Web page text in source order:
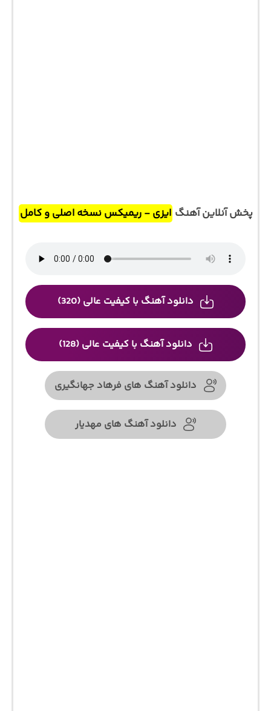
پخش آنلاین آهنگ ایزی - ریمیکس نسخه اصلی و کامل
دانلود آهنگ با کیفیت عالی (320)
دانلود آهنگ با کیفیت عالی (128)
دانلود آهنگ های فرهاد جهانگیری
دانلود آهنگ های مهدیار